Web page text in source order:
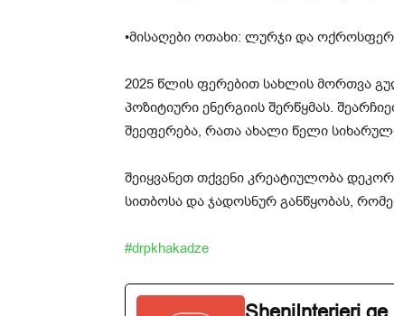
•მისაღები ოთახი: ლურჯი და
2025 წლის ფერებით სახლის მორთვა
პოზიტიური ენერგიის შერწყმას.
შეეფერება, რათა ახალი წელი
შეიყვანეთ თქვენი კრეატიულობა
სითბოსა და ჯადოსნურ განწყობას,
#drpkhakadze